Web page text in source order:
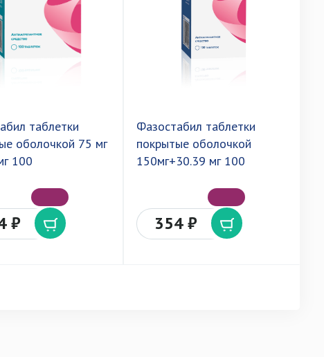
таблетки
оболочкой 75 мг
100
₽
Фазостабил таблетки
покрытые оболочкой
150мг+30.39 мг 100
354 ₽